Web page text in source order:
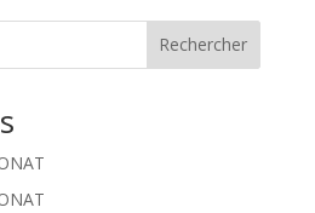
Rechercher